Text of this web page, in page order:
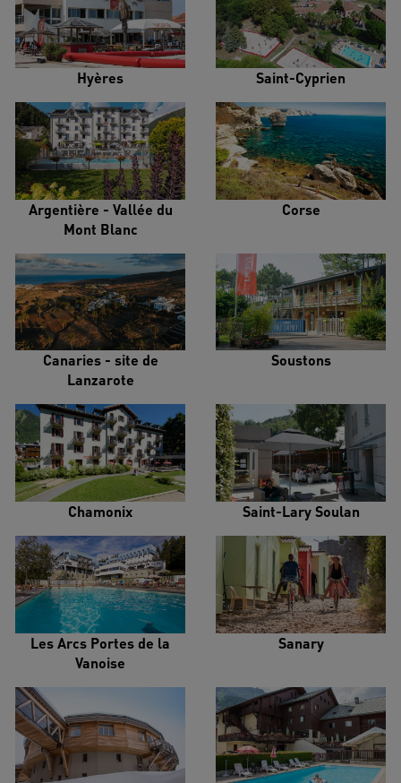
Hyères Saint-Cyprien
Argentière - Vallée du
Mont Blanc
Corse
Canaries - site de
Lanzarote
Soustons
Chamonix Saint-Lary Soulan
Les Arcs Portes de la
Vanoise
Sanary